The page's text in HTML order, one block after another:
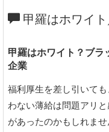
甲羅はホワイ
甲羅はホワイト？ブラ
企業
福利厚生を差し引いて
わない薄給は問題アリ
があったのかもしれま